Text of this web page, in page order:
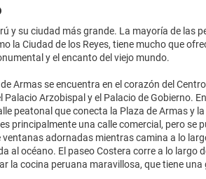
y su ciudad más grande. La mayoría de las
la Ciudad de los Reyes, tiene mucho que
y el encanto del viejo mundo.
Armas se encuentra en el corazón del
Palacio Arzobispal y el Palacio de Gobierno.
peatonal que conecta la Plaza de Armas y
principalmente una calle comercial, pero
ventanas adornadas mientras camina a lo
al océano. El paseo Costera corre a lo
la cocina peruana maravillosa, que tiene